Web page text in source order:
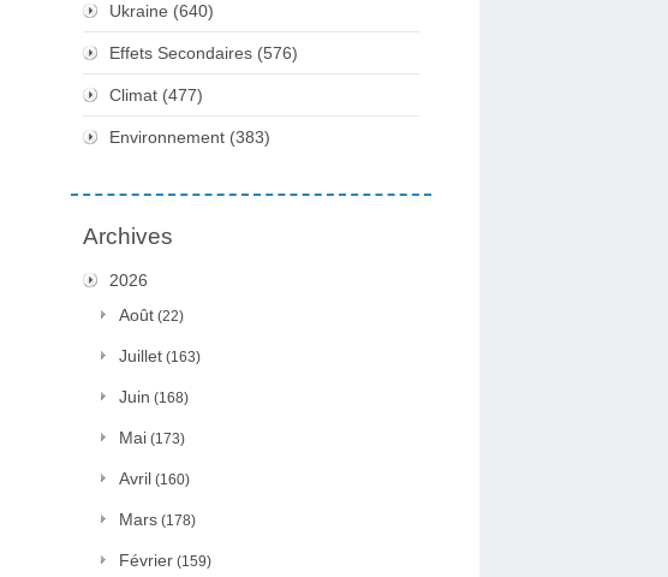
Ukraine (640)
Effets Secondaires (576)
Climat (477)
Environnement (383)
Archives
2026
Août (22)
Juillet (163)
Juin (168)
Mai (173)
Avril (160)
Mars (178)
Février (159)